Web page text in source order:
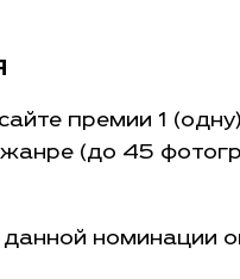
премии 1
(до 45
номинации